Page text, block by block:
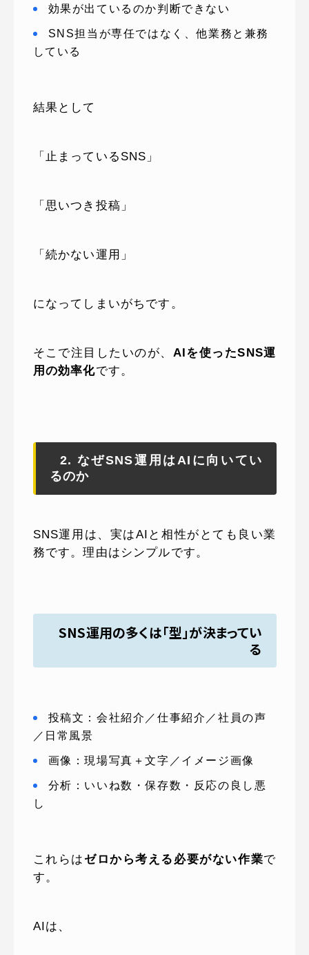
効果が出ているのか判断できない
SNS担当が専任ではなく、他業務と兼務
している
結果として
「止まっているSNS」
「思いつき投稿」
「続かない運用」
になってしまいがちです。
そこで注目したいのが、 AIを使ったSNS運
用の効率化です。
2. なぜSNS運用はAIに向いてい
るのか
SNS運用は、実はAIと相性がとても良い業
務です。理由はシンプルです。
SNS運用の多くは「型」が決まってい
る
投稿文：会社紹介／仕事紹介／社員の声
／日常風景
画像：現場写真＋文字／イメージ画像
分析：いいね数・保存数・反応の良し悪
し
これらは ゼロから考える必要がない作業で
す。
AIは、